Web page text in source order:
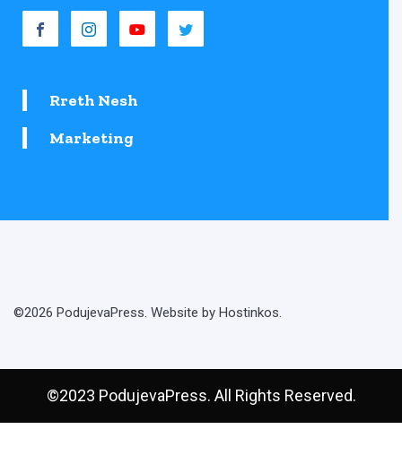
Rreth Nesh
Marketing
©2026 PodujevaPress. Website by Hostinkos.
©2023 PodujevaPress. All Rights Reserved.